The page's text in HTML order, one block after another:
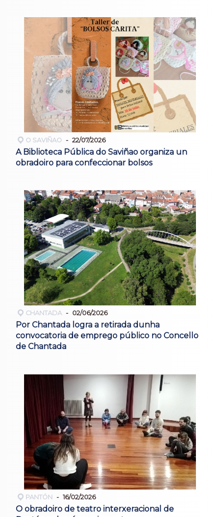
O SAVIÑAO 22/07/2026
A Biblioteca Pública do Saviñao organiza un
obradoiro para confeccionar bolsos
CHANTADA 02/06/2026
Por Chantada logra a retirada dunha
convocatoria de emprego público no Concello
de Chantada
PANTÓN 16/02/2026
O obradoiro de teatro interxeracional de